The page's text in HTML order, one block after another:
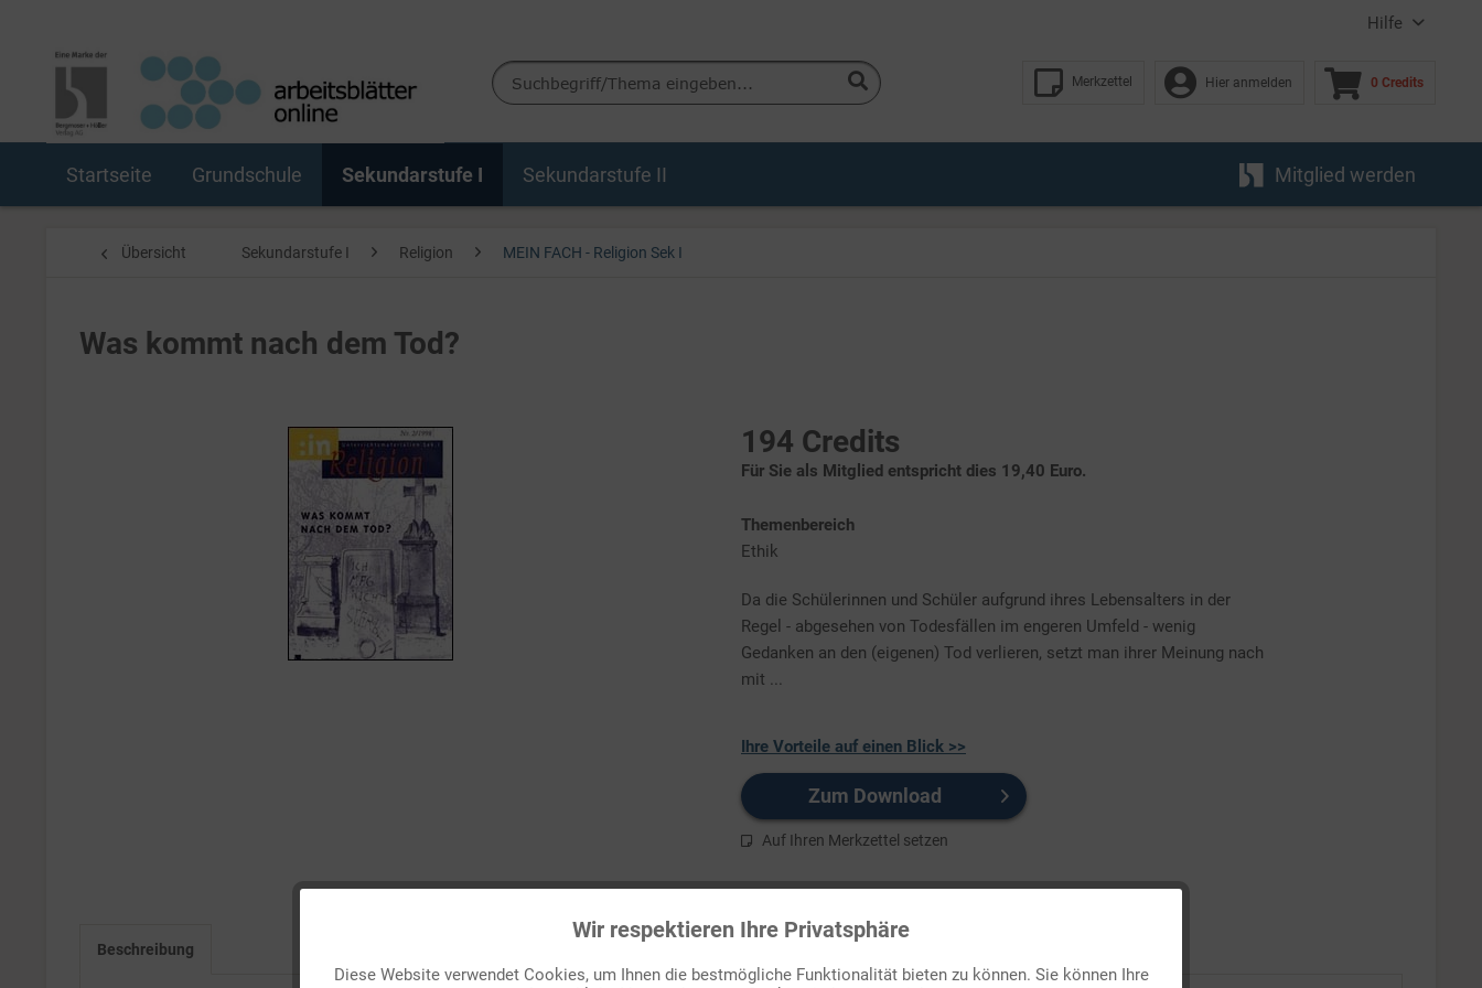
Hilfe
Merkzettel Hier anmelden 0 Credits
Startseite Grundschule Sekundarstufe I Sekundarstufe II Mitglied werden
Übersicht Sekundarstufe I Religion MEIN FACH - Religion Sek I
Was kommt nach dem Tod?
194 Credits
Für Sie als Mitglied entspricht dies 19,40 Euro.
Themenbereich
Ethik
Da die Schülerinnen und Schüler aufgrund ihres Lebensalters in der
Regel - abgesehen von Todesfällen im engeren Umfeld - wenig
Gedanken an den (eigenen) Tod verlieren, setzt man ihrer Meinung nach
mit ...
Ihre Vorteile auf einen Blick >>
Zum Download
Auf Ihren Merkzettel setzen
Beschreibung
Wir respektieren Ihre Privatsphäre
Diese Website verwendet Cookies, um Ihnen die bestmögliche Funktionalität bieten zu können. Sie können Ihre